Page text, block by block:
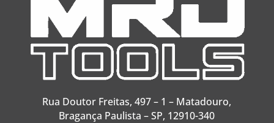
Rua Doutor Freitas, 497 – 1 – Matadouro,
Bragança Paulista – SP, 12910-340